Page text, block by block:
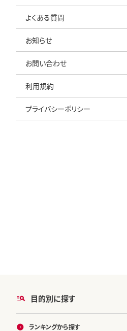
よくある質問
お知らせ
お問い合わせ
利用規約
プライバシーポリシー
目的別に探す
ランキングから探す